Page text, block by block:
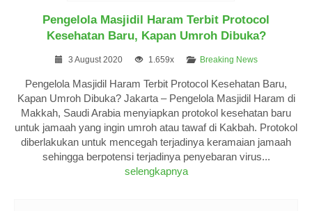
Pengelola Masjidil Haram Terbit Protocol
Kesehatan Baru, Kapan Umroh Dibuka?
3 August 2020 1.659x Breaking News
Pengelola Masjidil Haram Terbit Protocol Kesehatan Baru,
Kapan Umroh Dibuka? Jakarta – Pengelola Masjidil Haram di
Makkah, Saudi Arabia menyiapkan protokol kesehatan baru
untuk jamaah yang ingin umroh atau tawaf di Kakbah. Protokol
diberlakukan untuk mencegah terjadinya keramaian jamaah
sehingga berpotensi terjadinya penyebaran virus...
selengkapnya